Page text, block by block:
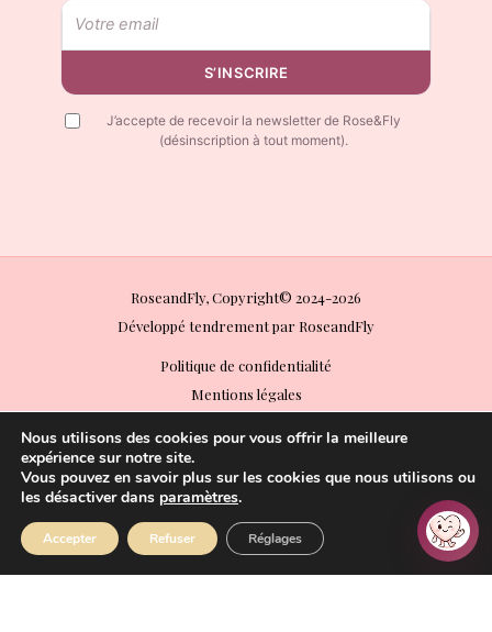
Email
S’INSCRIRE
J’accepte de recevoir la newsletter de Rose&Fly
(désinscription à tout moment).
RoseandFly, Copyright© 2024-2026
Développé tendrement par RoseandFly
Politique de confidentialité
Mentions légales
Conditions Générales d’Utilisation (CGU)
Politique de retours
Paiements acceptés
Nous utilisons des cookies pour vous offrir la meilleure
expérience sur notre site.
Vous pouvez en savoir plus sur les cookies que nous utilisons ou
les désactiver dans paramètres.
Accepter Refuser Réglages